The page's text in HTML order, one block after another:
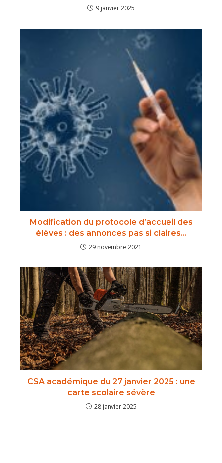
9 janvier 2025
Modification du protocole d’accueil des
élèves : des annonces pas si claires…
29 novembre 2021
CSA académique du 27 janvier 2025 : une
carte scolaire sévère
28 janvier 2025